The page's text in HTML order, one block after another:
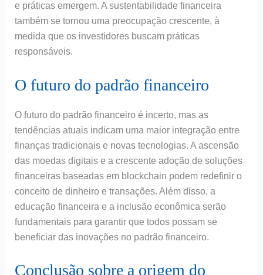
e práticas emergem. A sustentabilidade financeira
também se tornou uma preocupação crescente, à
medida que os investidores buscam práticas
responsáveis.
O futuro do padrão financeiro
O futuro do padrão financeiro é incerto, mas as
tendências atuais indicam uma maior integração entre
finanças tradicionais e novas tecnologias. A ascensão
das moedas digitais e a crescente adoção de soluções
financeiras baseadas em blockchain podem redefinir o
conceito de dinheiro e transações. Além disso, a
educação financeira e a inclusão econômica serão
fundamentais para garantir que todos possam se
beneficiar das inovações no padrão financeiro.
Conclusão sobre a origem do